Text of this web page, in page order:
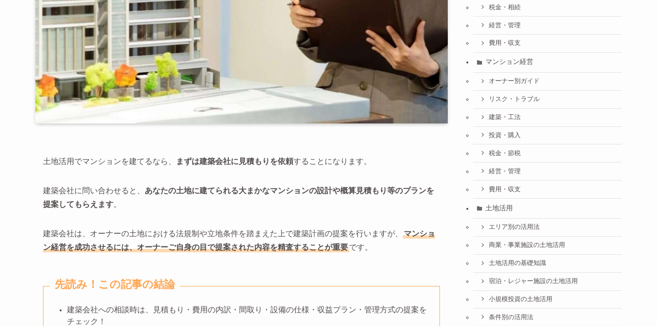
土地活用でマンションを建てるなら、 まずは建築会社に見積もりを依頼することになります。
建築会社に問い合わせると、 あなたの土地に建てられる大まかなマンションの設計や概算見積もり等のプランを
提案してもらえます。
建築会社は、オーナーの土地における法規制や立地条件を踏まえた上で建築計画の提案を行いますが、
マンショ
ン経営を成功させるには、オーナーご自身の目で提案された内容を精査することが重要です。
先読み！この記事の結論
建築会社への相談時は、見積もり・費用の内訳・間取り・設備の仕様・収益プラン・管理方式の提案を
チェック！
税金・相続
経営・管理
費用・収支
マンション経営
オーナー別ガイド
リスク・トラブル
建築・工法
投資・購入
税金・節税
経営・管理
費用・収支
土地活用
エリア別の活用法
商業・事業施設の土地活用
土地活用の基礎知識
宿泊・レジャー施設の土地活用
小規模投資の土地活用
条件別の活用法